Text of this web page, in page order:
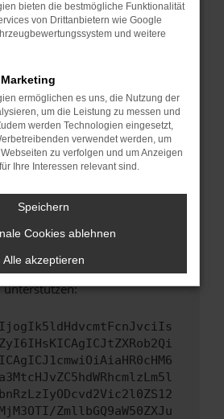
neu.
helfen, vorübergehende
auf dem neuesten Stand
birgt nicht nur ein
sondern kann auch dazu
Funktionen nicht mehr
den Webseitenbetreiber.
genannten Schritte versucht
uns bitte. Wir werden
Problem zu beheben. Du kannst
schicken, um uns bei der
unterstützen:
ZmllbGQ9aW50ZXJu
bieten die bestmögliche Funktionalität
von Drittanbietern wie Google
und weitere
ermöglichen es uns, die Nutzung der
um die Leistung zu messen und
werden Technologien eingesetzt,
verwendet werden, um
zu verfolgen und um Anzeigen
Ihre Interessen relevant sind.
Speichern
Cookies ablehnen
Alle akzeptieren